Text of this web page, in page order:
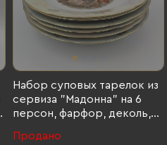
Набор суповых тарелок из
сервиза "Мадонна" на 6
персон, фарфор, деколь,
Германия, 1960-1990 гг.,
Продано